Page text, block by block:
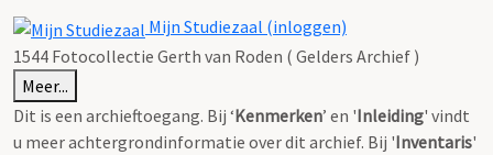
Mijn Studiezaal (inloggen)
1544 Fotocollectie Gerth van Roden ( Gelders Archief )
Meer...
Dit is een archieftoegang. Bij ‘Kenmerken’ en 'Inleiding' vindt
u meer achtergrondinformatie over dit archief. Bij 'Inventaris'